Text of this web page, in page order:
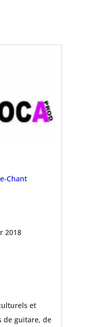
Chant
2018
et
de guitare, de